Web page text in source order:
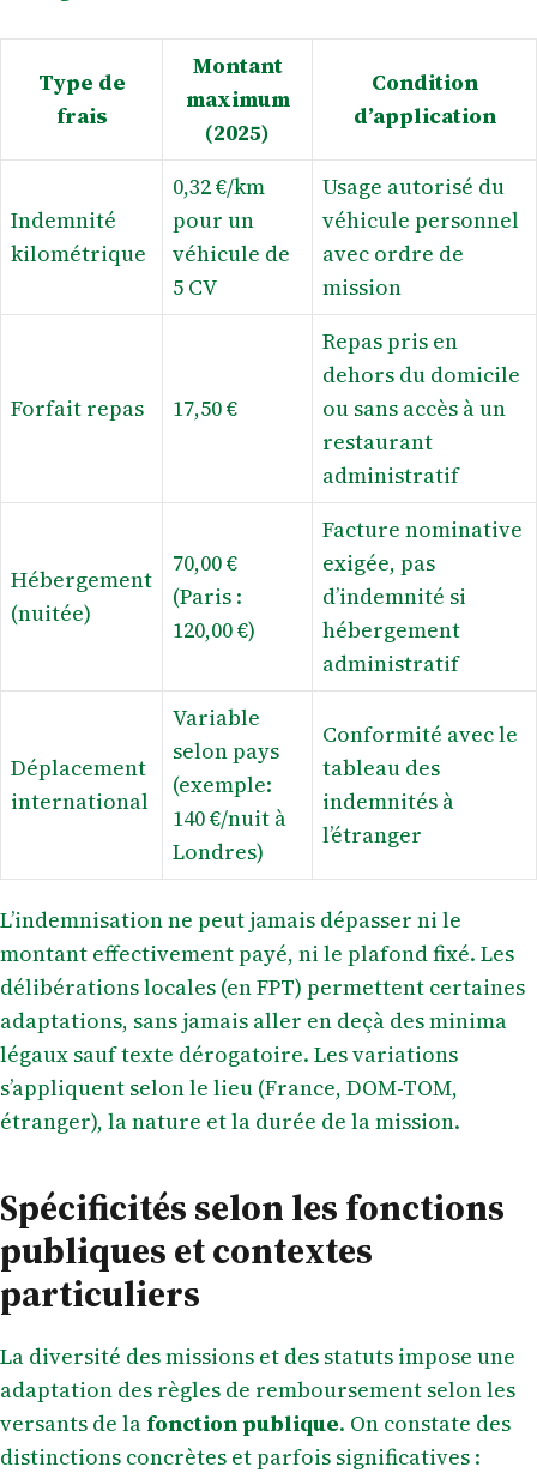
Type de
frais
Montant
maximum
(2025)
Condition
d’application
Indemnité
kilométrique
0,32 €/km
pour un
véhicule de
5 CV
Usage autorisé du
véhicule personnel
avec ordre de
mission
Forfait repas 17,50 €
Repas pris en
dehors du domicile
ou sans accès à un
restaurant
administratif
Hébergement
(nuitée)
70,00 €
(Paris :
120,00 €)
Facture nominative
exigée, pas
d’indemnité si
hébergement
administratif
Déplacement
international
Variable
selon pays
(exemple:
140 €/nuit à
Londres)
Conformité avec le
tableau des
indemnités à
l’étranger
L’indemnisation ne peut jamais dépasser ni le
montant effectivement payé, ni le plafond fixé. Les
délibérations locales (en FPT) permettent certaines
adaptations, sans jamais aller en deçà des minima
légaux sauf texte dérogatoire. Les variations
s’appliquent selon le lieu (France, DOM-TOM,
étranger), la nature et la durée de la mission.
Spécificités selon les fonctions
publiques et contextes
particuliers
La diversité des missions et des statuts impose une
adaptation des règles de remboursement selon les
versants de lafonction publique. On constate des
distinctions concrètes et parfois significatives :